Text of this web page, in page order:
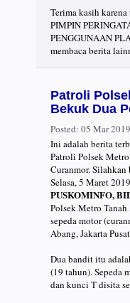
Terima kasih
PIMPIN
PENGGUNAAN
membaca berita
Patroli
Bekuk Dua
Posted: 05 Mar
Ini adalah berita
Patroli Polsek
Curanmor.
Selasa, 5 Maret
PUSKOMINFO,
Polsek Metro
sepeda motor
Abang, Jakarta
Dua bandit itu
(19 tahun). Sepeda
dan kunci T disita